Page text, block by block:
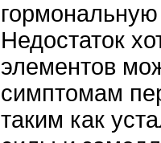
Недостаток
элементов
симптомам
таким как